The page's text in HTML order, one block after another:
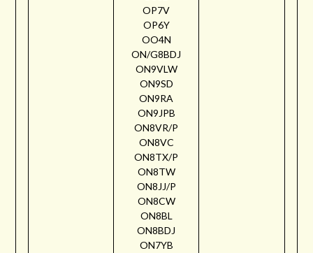
OP7V
OP6Y
OO4N
ON/G8BDJ
ON9VLW
ON9SD
ON9RA
ON9JPB
ON8VR/P
ON8VC
ON8TX/P
ON8TW
ON8JJ/P
ON8CW
ON8BL
ON8BDJ
ON7YB